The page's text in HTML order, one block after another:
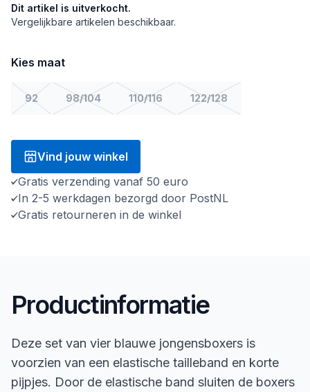
Dit artikel is uitverkocht.
Vergelijkbare artikelen beschikbaar.
Kies maat
92 98/104 110/116 122/128
Vind jouw winkel
Gratis verzending vanaf 50 euro
In 2-5 werkdagen bezorgd door PostNL
Gratis retourneren in de winkel
Productinformatie
Deze set van vier blauwe jongensboxers is
voorzien van een elastische tailleband en korte
pijpjes. Door de elastische band sluiten de boxers